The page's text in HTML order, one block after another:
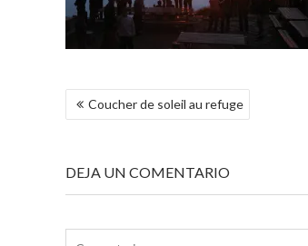
NAVEGACIÓN
DE
Coucher de soleil au refuge
DEJA UN COMENTARIO